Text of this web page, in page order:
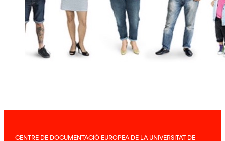
CENTRE DE DOCUMENTACIÓ EUROPEA DE LA UNIVERSITAT DE